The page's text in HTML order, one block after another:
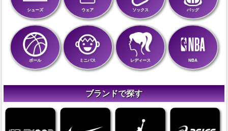
シューズ ウェア ソックス バッグ
ボール ミニバス レディース NBA
ブランドで探す